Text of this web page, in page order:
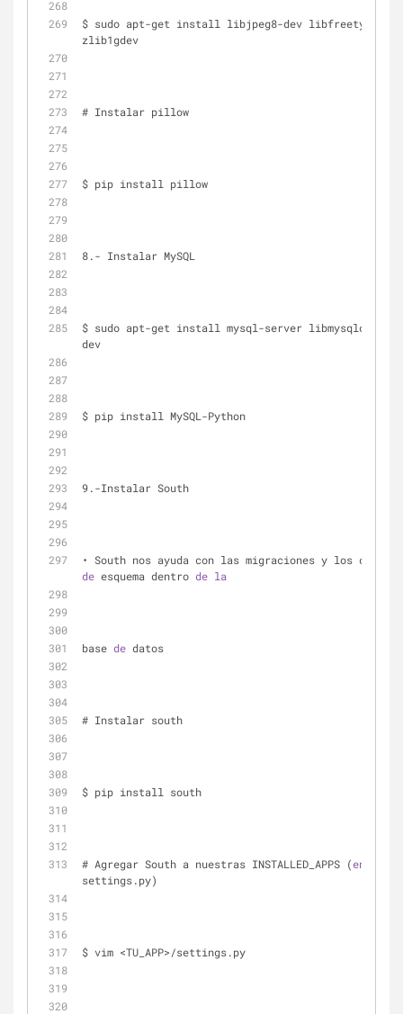
$ sudo apt-get install libjpeg8-dev libfreetype6-
zlib1gdev
# Instalar pillow
$ pip install pillow
8.- Instalar MySQL
$ sudo apt-get install mysql-server libmysqlclient-
dev
$ pip install MySQL-Python
9.-Instalar South
de esquema dentro de la
base de datos
# Instalar south
$ pip install south
# Agregar South a nuestras INSTALLED_APPS (en
settings.py)
$ vim <TU_APP>/settings.py